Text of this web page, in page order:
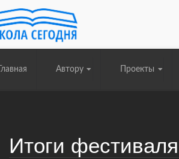
Главная Автору Проекты
Итоги